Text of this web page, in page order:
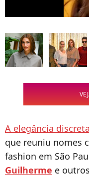
A elegância
que reuniu nomes
fashion em São
Guilherme e